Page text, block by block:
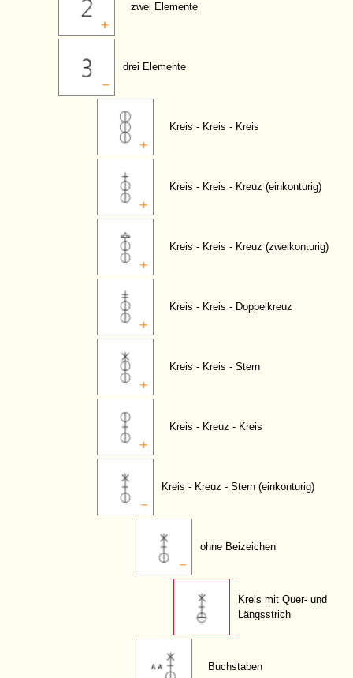
zwei Elemente
drei Elemente
Kreis - Kreis - Kreis
Kreis - Kreis - Kreuz (einkonturig)
Kreis - Kreis - Kreuz (zweikonturig)
Kreis - Kreis - Doppelkreuz
Kreis - Kreis - Stern
Kreis - Kreuz - Kreis
Kreis - Kreuz - Stern (einkonturig)
ohne Beizeichen
Kreis mit Quer- und
Längsstrich
Buchstaben